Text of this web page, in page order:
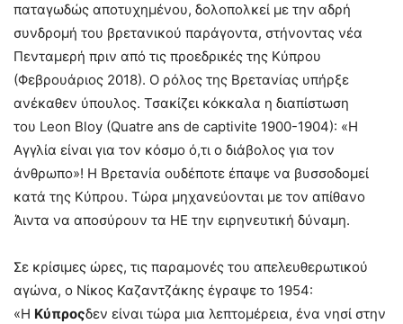
παταγωδώς αποτυχημένου, δολοπολκεί με την αδρή
συνδρομή του βρετανικού παράγοντα, στήνοντας νέα
Πενταμερή πριν από τις προεδρικές της Κύπρου
(Φεβρουάριος 2018). Ο ρόλος της Βρετανίας υπήρξε
ανέκαθεν ύπουλος. Τσακίζει κόκκαλα η διαπίστωση
του Leon Bloy (Quatre ans de captivite 1900-1904): «Η
Αγγλία είναι για τον κόσμο ό,τι ο διάβολος για τον
άνθρωπο»! Η Βρετανία ουδέποτε έπαψε να βυσσοδομεί
κατά της Κύπρου. Τώρα μηχανεύονται με τον απίθανο
Άιντα να αποσύρουν τα ΗΕ την ειρηνευτική δύναμη.
Σε κρίσιμες ώρες, τις παραμονές του απελευθερωτικού
αγώνα, ο Νίκος Καζαντζάκης έγραψε το 1954:
«Η Κύπροςδεν είναι τώρα μια λεπτομέρεια, ένα νησί στην